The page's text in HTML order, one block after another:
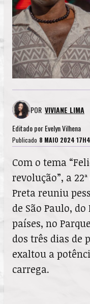
POR VIVIANE LIMA
Editado porEvelyn Vilhena
Publicado 8 MAIO 2024
Com o tema
revolução”, a
Preta reuniu
de São Paulo,
países, no
dos três dias de
exaltou a
carrega.